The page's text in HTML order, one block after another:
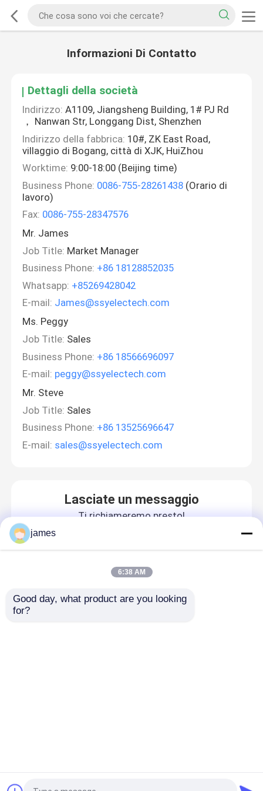
Informazioni Di Contatto
Dettagli della società
Indirizzo: A1109, Jiangsheng Building, 1# PJ Rd
， Nanwan Str, Longgang Dist, Shenzhen
Indirizzo della fabbrica: 10#, ZK East Road,
villaggio di Bogang, città di XJK, HuiZhou
Worktime: 9:00-18:00 (Beijing time)
Business Phone: 0086-755-28261438 (Orario di
lavoro)
Fax: 0086-755-28347576
Mr. James
Job Title: Market Manager
Business Phone: +86 18128852035
Whatsapp: +85269428042
E-mail: James@ssyelectech.com
Ms. Peggy
Job Title: Sales
Business Phone: +86 18566696097
E-mail: peggy@ssyelectech.com
Mr. Steve
Job Title: Sales
Business Phone: +86 13525696647
E-mail: sales@ssyelectech.com
Lasciate un messaggio
Ti richiameremo presto!
james
6:38 AM
Good day, what product are you looking
for?